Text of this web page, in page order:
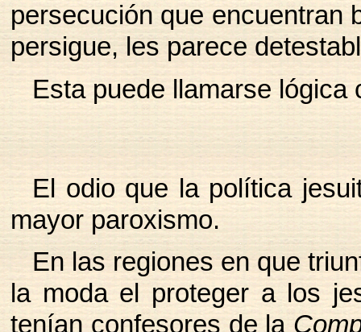
persecución que encuentran
persigue, les parece
Esta puede llamarse lógica
El odio que la política
mayor paroxismo.
En las regiones en que
la moda el proteger a los
tenían confesores de la